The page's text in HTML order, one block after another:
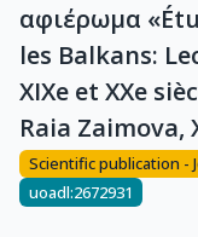
αφιέρωμα
les Balkans:
XIXe et XXe
Raia Zaimova,
Scientific publication -
uoadl:2672931